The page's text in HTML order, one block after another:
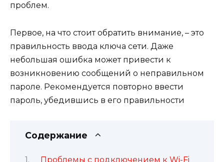
проблем.
Первое, на что стоит обратить внимание, – это
правильность ввода ключа сети. Даже
небольшая ошибка может привести к
возникновению сообщений о неправильном
пароле. Рекомендуется повторно ввести
пароль, убедившись в его правильности
Содержание
Проблемы с подключением к Wi-Fi